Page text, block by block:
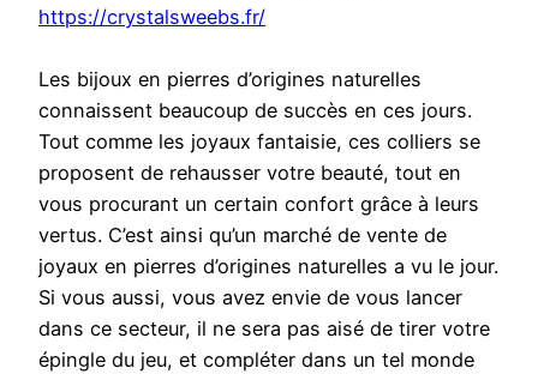
https://crystalsweebs.fr/
Les bijoux en pierres d’origines naturelles
connaissent beaucoup de succès en ces jours.
Tout comme les joyaux fantaisie, ces colliers se
proposent de rehausser votre beauté, tout en
vous procurant un certain confort grâce à leurs
vertus. C’est ainsi qu’un marché de vente de
joyaux en pierres d’origines naturelles a vu le jour.
Si vous aussi, vous avez envie de vous lancer
dans ce secteur, il ne sera pas aisé de tirer votre
épingle du jeu, et compléter dans un tel monde